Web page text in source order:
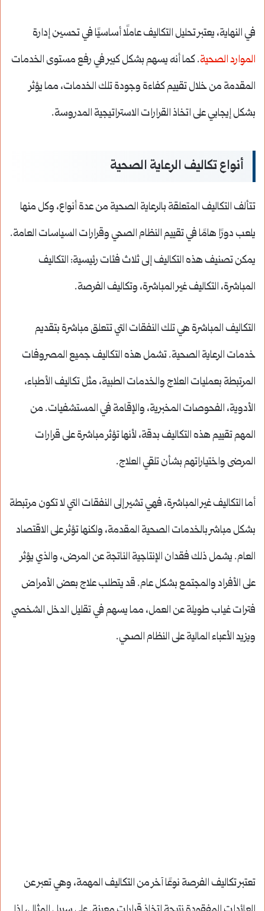
في النهاية، يعتبر تحليل التكاليف عاملًا أساسيًا في تحسين إدارة
الموارد الصحية. كما أنه يسهم بشكل كبير في رفع مستوى الخدمات
المقدمة من خلال تقييم كفاءة وجودة تلك الخدمات، مما يؤثر
بشكل إيجابي على اتخاذ القرارات الاستراتيجية المدروسة.
أنواع تكاليف الرعاية الصحية
تتألف التكاليف المتعلقة بالرعاية الصحية من عدة أنواع، وكل منها
يلعب دورًا هامًا في تقييم النظام الصحي وقرارات السياسات العامة.
يمكن تصنيف هذه التكاليف إلى ثلاث فئات رئيسية: التكاليف
المباشرة، التكاليف غير المباشرة، وتكاليف الفرصة.
التكاليف المباشرة هي تلك النفقات التي تتعلق مباشرة بتقديم
خدمات الرعاية الصحية. تشمل هذه التكاليف جميع المصروفات
المرتبطة بعمليات العلاج والخدمات الطبية، مثل تكاليف الأطباء،
الأدوية، الفحوصات المخبرية، والإقامة في المستشفيات. من
المهم تقييم هذه التكاليف بدقة، لأنها تؤثر مباشرة على قرارات
المرضى واختياراتهم بشأن تلقي العلاج.
أما التكاليف غير المباشرة، فهي تشير إلى النفقات التي لا تكون مرتبطة
بشكل مباشر بالخدمات الصحية المقدمة، ولكنها تؤثر على الاقتصاد
العام. يشمل ذلك فقدان الإنتاجية الناتجة عن المرض، والذي يؤثر
على الأفراد والمجتمع بشكل عام. قد يتطلب علاج بعض الأمراض
فترات غياب طويلة عن العمل، مما يسهم في تقليل الدخل الشخصي
ويزيد الأعباء المالية على النظام الصحي.
تعتبر تكاليف الفرصة نوعًا آخر من التكاليف المهمة، وهي تعبر عن